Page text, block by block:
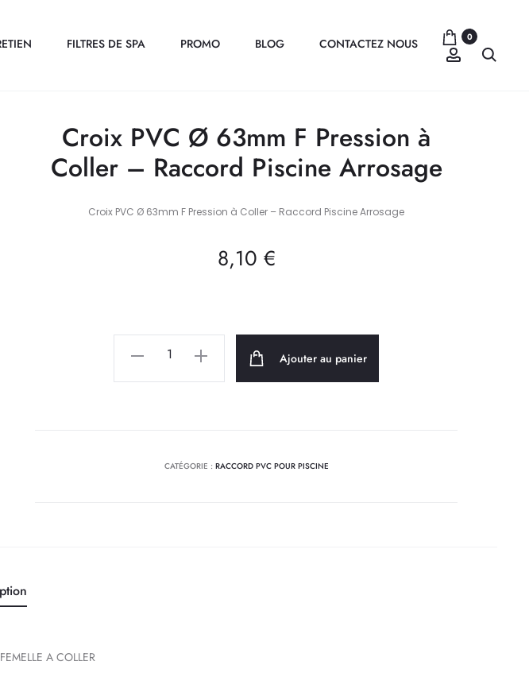
FILTRES DE SPA PROMO BLOG CONTACTEZ NOUS 0
Compte
Croix PVC Ø 63mm F Pression à
Coller – Raccord Piscine Arrosage
Croix PVC Ø 63mm F Pression à Coller – Raccord Piscine Arrosage
8,10 €
quantité
Ajouter au panier
CATÉGORIE : RACCORD PVC POUR PISCINE
A COLLER